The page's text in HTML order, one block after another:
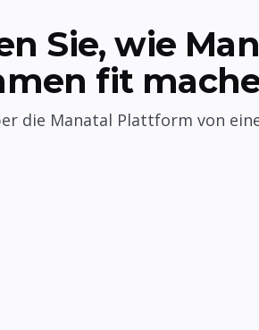
Sie, wie
fit
die Manatal Plattform von